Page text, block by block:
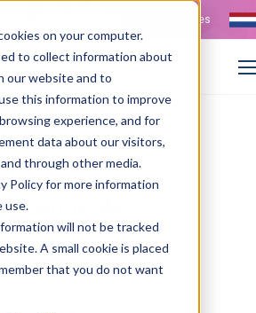
on your computer.
to collect information about
our website and to
this information to improve
experience, and for
data about our visitors,
through other media.
Policy for more information
use.
will not be tracked
A small cookie is placed
that you do not want
Vacatures
SaaS-software voor jouw organisatie
is de